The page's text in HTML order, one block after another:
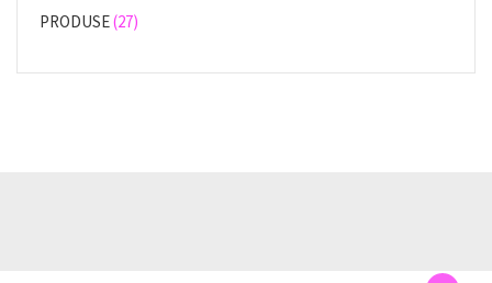
PRODUSE(27)